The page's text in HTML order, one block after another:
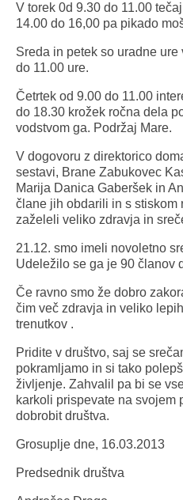
V torek 0d 9.30 do 11.00
14.00 do 16,00 pa pikado
Sreda in petek so uradne
do 11.00 ure.
Četrtek od 9.00 do 11.00
do 18.30 krožek ročna dela
vodstvom ga. Podržaj Mare.
V dogovoru z direktorico
sestavi, Brane Zabukovec
Marija Danica Gaberšek in
člane jih obdarili in s stiskom
zaželeli veliko zdravja in
21.12. smo imeli novoletno
Udeležilo se ga je 90 članov
Če ravno smo že dobro
čim več zdravja in veliko lepih
trenutkov .
Pridite v društvo, saj se
pokramljamo in si tako
življenje. Zahvalil pa bi se
karkoli prispevate na svojem
dobrobit društva.
Grosuplje dne, 16.03.2013
Predsednik društva